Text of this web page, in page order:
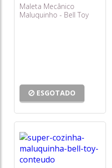
Maleta Mecânico
Maluquinho - Bell Toy
ESGOTADO